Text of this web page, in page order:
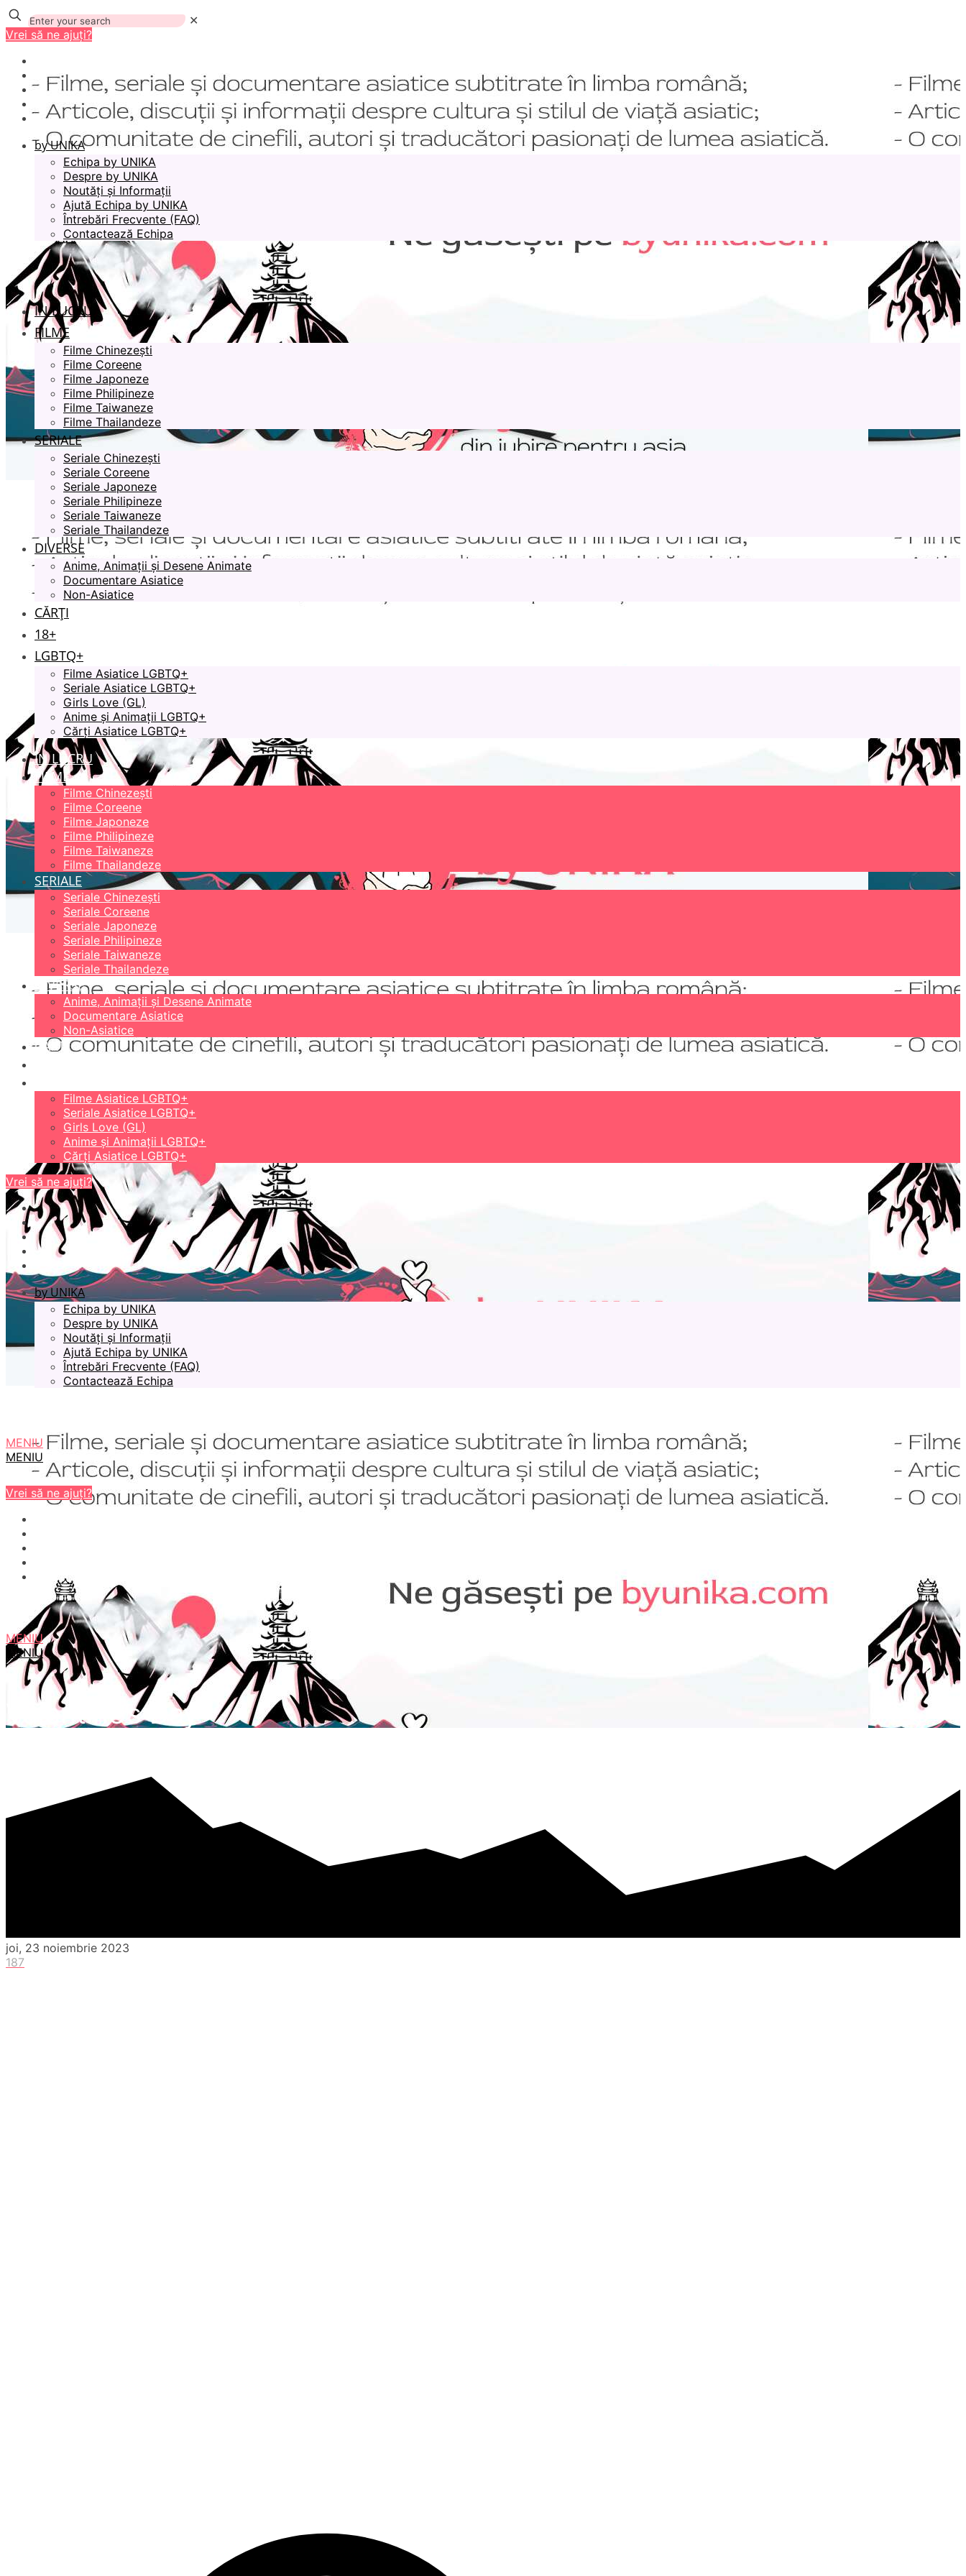
✕
Vrei să ne ajuți?
by UNIKA
Echipa by UNIKA
Despre by UNIKA
Noutăți și Informații
Ajută Echipa by UNIKA
Întrebări Frecvente (FAQ)
Contactează Echipa
ÎN LUCRU
FILME
Filme Chinezești
Filme Coreene
Filme Japoneze
Filme Philipineze
Filme Taiwaneze
Filme Thailandeze
SERIALE
Seriale Chinezești
Seriale Coreene
Seriale Japoneze
Seriale Philipineze
Seriale Taiwaneze
Seriale Thailandeze
DIVERSE
Anime, Animații și Desene Animate
Documentare Asiatice
Non-Asiatice
CĂRȚI
18+
LGBTQ+
Filme Asiatice LGBTQ+
Seriale Asiatice LGBTQ+
Girls Love (GL)
Anime și Animații LGBTQ+
Cărți Asiatice LGBTQ+
ÎN LUCRU
FILME
Filme Chinezești
Filme Coreene
Filme Japoneze
Filme Philipineze
Filme Taiwaneze
Filme Thailandeze
SERIALE
Seriale Chinezești
Seriale Coreene
Seriale Japoneze
Seriale Philipineze
Seriale Taiwaneze
Seriale Thailandeze
DIVERSE
Anime, Animații și Desene Animate
Documentare Asiatice
Non-Asiatice
CĂRȚI
Filme Asiatice LGBTQ+
Seriale Asiatice LGBTQ+
Girls Love (GL)
Anime și Animații LGBTQ+
Cărți Asiatice LGBTQ+
Vrei să ne ajuți?
by UNIKA
Echipa by UNIKA
Despre by UNIKA
Noutăți și Informații
Ajută Echipa by UNIKA
Întrebări Frecvente (FAQ)
Contactează Echipa
MENIU
MENIU
Vrei să ne ajuți?
MENIU
MENIU
Valentine’s Day
joi, 23 noiembrie 2023
187